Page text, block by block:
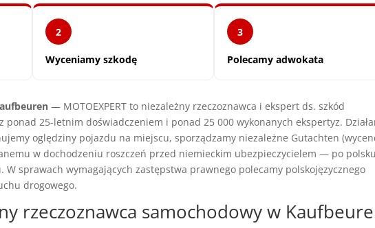
2
Wyceniamy szkodę
3
Polecamy adwokata
— MOTOEXPERT to niezależny rzeczoznawca i ekspert ds. szkód
ponad 25-letnim doświadczeniem i ponad 25 000 wykonanych ekspertyz.
oględziny pojazdu na miejscu, sporządzamy niezależne Gutachten
w dochodzeniu roszczeń przed niemieckim ubezpieczycielem — po
sprawach wymagających zastępstwa prawnego polecamy polskojęzycznego
drogowego.
rzeczoznawca samochodowy w